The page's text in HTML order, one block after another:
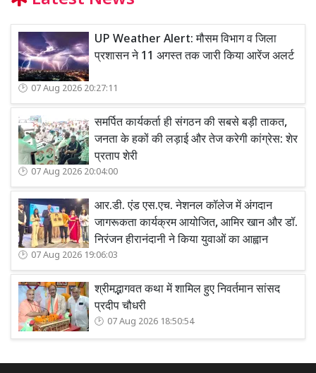
UP Weather Alert: मौसम विभाग व जिला
प्रशासन ने 11 अगस्त तक जारी किया आरेंज अलर्ट
07 Aug 2026 20:27:11
समर्पित कार्यकर्ता ही संगठन की सबसे बड़ी ताकत,
जनता के हकों की लड़ाई और तेज करेगी कांग्रेस: शेर
प्रताप शेरी
07 Aug 2026 20:04:00
आर.डी. एंड एस.एच. नेशनल कॉलेज में अंगदान
जागरूकता कार्यक्रम आयोजित, आमिर खान और डॉ.
निरंजन हीरानंदानी ने किया युवाओं का आह्वान
07 Aug 2026 19:06:03
श्रीमद्भागवत कथा में शामिल हुए निवर्तमान सांसद
प्रदीप चौधरी
07 Aug 2026 18:50:54